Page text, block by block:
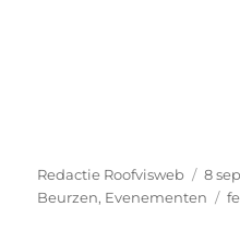
Auteur
Redactie Roofvisweb
op
8
Beurzen, Evenementen